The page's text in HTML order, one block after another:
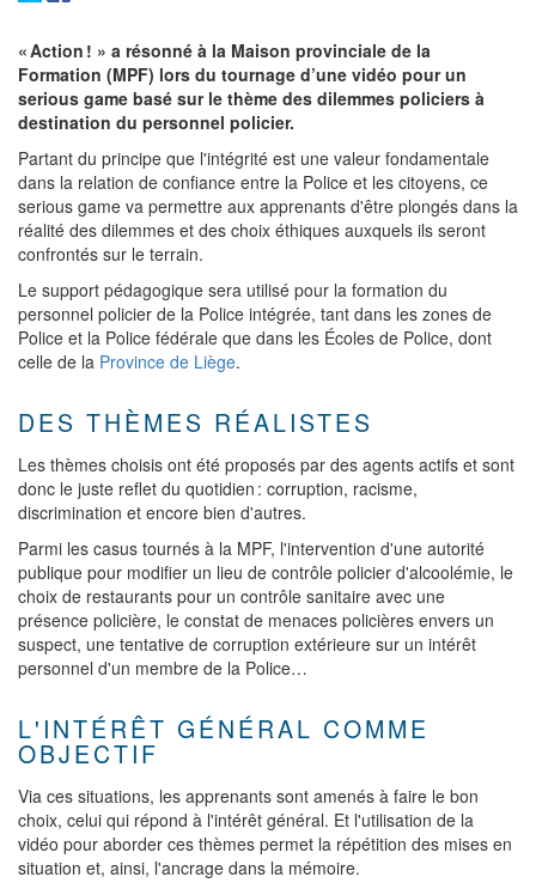
« Action ! » a résonné à la Maison provinciale de la
Formation (MPF) lors du tournage d’une vidéo pour un
serious game basé sur le thème des dilemmes policiers à
destination du personnel policier.
Partant du principe que l'intégrité est une valeur fondamentale
dans la relation de confiance entre la Police et les citoyens, ce
serious game va permettre aux apprenants d'être plongés dans la
réalité des dilemmes et des choix éthiques auxquels ils seront
confrontés sur le terrain.
Le support pédagogique sera utilisé pour la formation du
personnel policier de la Police intégrée, tant dans les zones de
Police et la Police fédérale que dans les Écoles de Police, dont
celle de la Province de Liège.
DES THÈMES RÉALISTES
Les thèmes choisis ont été proposés par des agents actifs et sont
donc le juste reflet du quotidien : corruption, racisme,
discrimination et encore bien d'autres.
Parmi les casus tournés à la MPF, l'intervention d'une autorité
publique pour modifier un lieu de contrôle policier d'alcoolémie, le
choix de restaurants pour un contrôle sanitaire avec une
présence policière, le constat de menaces policières envers un
suspect, une tentative de corruption extérieure sur un intérêt
personnel d'un membre de la Police…
L'INTÉRÊT GÉNÉRAL COMME
OBJECTIF
Via ces situations, les apprenants sont amenés à faire le bon
choix, celui qui répond à l'intérêt général. Et l'utilisation de la
vidéo pour aborder ces thèmes permet la répétition des mises en
situation et, ainsi, l'ancrage dans la mémoire.